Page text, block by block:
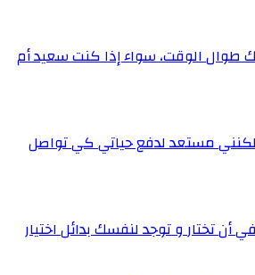
طوال الوقت، سواء إذا كنت سعيد أم
مستعد لدفع حياتي كي تواصل
أن تختار و توجد لنفسك بدائل اختيار